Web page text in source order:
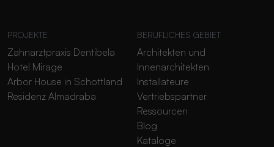
PROJEKTE
Zahnarztpraxis Dentibela
Hotel Mirage
Arbor House in Schottland
Residenz Almadraba
BERUFLICHES GEBIET
Architekten und
Innenarchitekten
Installateure
Vertriebspartner
Ressourcen
Blog
Kataloge